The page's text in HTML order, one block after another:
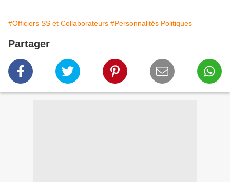
#Officiers SS et Collaborateurs #Personnalités Politiques
Partager